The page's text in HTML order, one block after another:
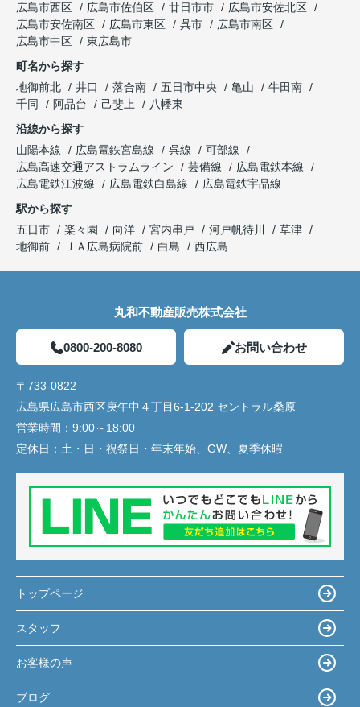
広島市西区
広島市佐伯区 廿日市市
広島市安佐北区
広島市安佐南区
広島市東区 呉市
広島市南区
広島市中区
東広島市
町名から探す
地御前北
井口 落合南 五日市中央 亀山
牛田南
千同
阿品台 己斐上
八幡東
沿線から探す
山陽本線
広島電鉄宮島線 呉線
可部線
広島高速交通アストラムライン
芸備線
広島電鉄本線
広島電鉄江波線
広島電鉄白島線
広島電鉄宇品線
駅から探す
五日市
楽々園 向洋 宮内串戸 河戸帆待川
草津
地御前
ＪＡ広島病院前 白島 西広島
丸和不動産販売株式会社
0800-200-8080 お問い合わせ
〒733-0822
広島県広島市西区庚午中４丁目6-1-202 セントラル桑原
営業時間： 9:00～18:00
定休日： 土・日・祝祭日・年末年始、GW、夏季休暇
トップページ
スタッフ
お客様の声
ブログ